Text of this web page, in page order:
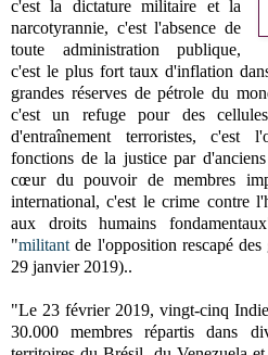
c'est la dictature militaire et la
narcotyrannie, c'est l'absence de
toute administration publique,
c'est le plus fort taux d'inflation
grandes réserves de pétrole du
c'est un refuge pour des
d'entraînement terroristes, c'est
fonctions de la justice par
cœur du pouvoir de membres
international, c'est le crime contre
aux droits humains
"militant de l'opposition rescapé
29 janvier 2019)..
"Le 23 février 2019, vingt-cinq
30.000 membres répartis dans